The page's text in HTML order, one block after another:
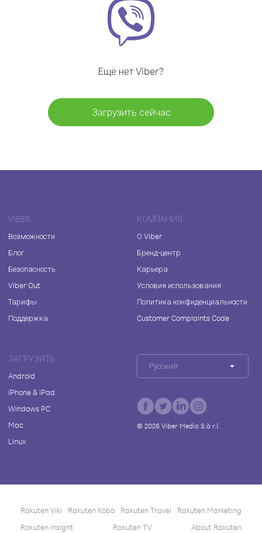
Ещё нет Viber?
Загрузить сейчас
VIBER
Возможности
Блог
Безопасность
Viber Out
Тарифы
Поддержка
КОМПАНИЯ
О Viber
Бренд-центр
Карьера
Условия использования
Политика конфиденциальности
Customer Complaints Code
ЗАГРУЗИТЬ
Android
iPhone & iPad
Windows PC
Mac
Linux
Русский
© 2026Viber Media S.à r.l.
Rakuten Viki Rakuten Kobo Rakuten Travel
Rakuten Marketing
Rakuten Insight
Rakuten TV About Rakuten